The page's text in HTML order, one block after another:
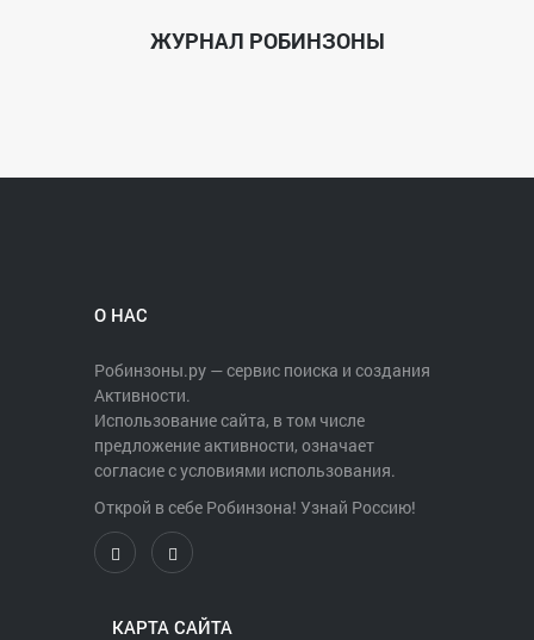
ЖУРНАЛ РОБИНЗОНЫ
О НАС
Робинзоны.ру — сервис поиска и создания
Активности.
Использование сайта, в том числе
предложение активности, означает
согласие с условиями использования.
Открой в себе Робинзона! Узнай Россию!
КАРТА САЙТА